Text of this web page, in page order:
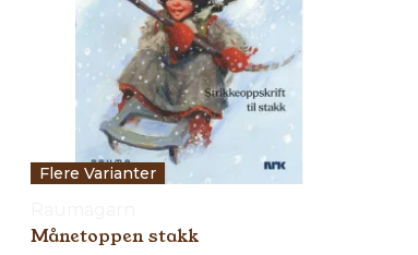
Flere Varianter
Månetoppen stakk